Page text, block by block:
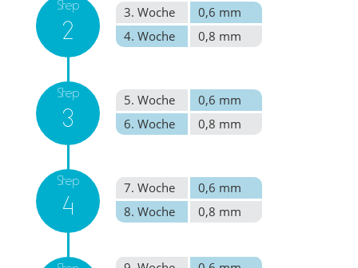
Step
2
3. Woche
0,6 mm
4. Woche
0,8 mm
Step
3
5. Woche
0,6 mm
6. Woche
0,8 mm
Step
4
7. Woche
0,6 mm
8. Woche
0,8 mm